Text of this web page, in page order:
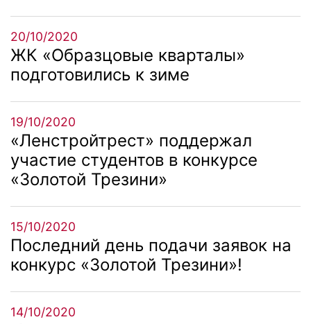
20/10/2020
ЖК «Образцовые кварталы»
подготовились к зиме
19/10/2020
«Ленстройтрест» поддержал
участие студентов в конкурсе
«Золотой Трезини»
15/10/2020
Последний день подачи заявок на
конкурс «Золотой Трезини»!
14/10/2020